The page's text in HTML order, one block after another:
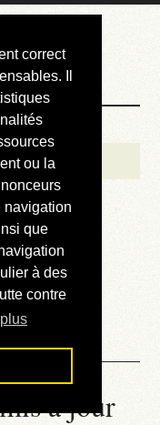
correct
Il
ou la
navigation
que
à des
contre
à jour